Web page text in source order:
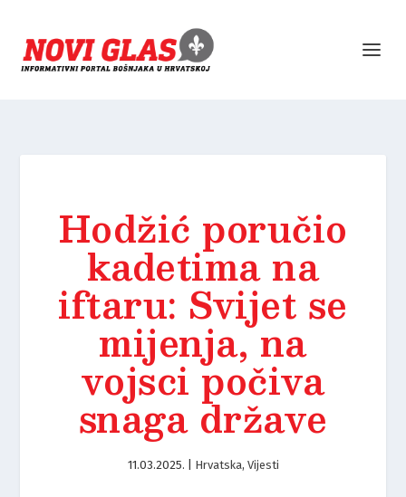
Hodžić poručio
kadetima na
iftaru: Svijet se
mijenja, na
vojsci počiva
snaga države
11.03.2025. Hrvatska, Vijesti